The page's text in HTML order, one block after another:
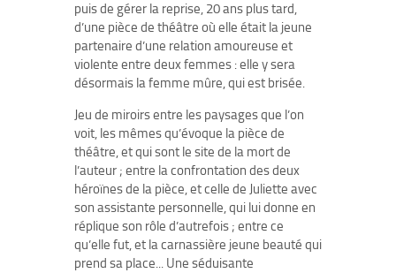
puis de gérer la reprise, 20 ans plus tard,
d’une pièce de théâtre où elle était la jeune
partenaire d’une relation amoureuse et
violente entre deux femmes : elle y sera
désormais la femme mûre, qui est brisée.
Jeu de miroirs entre les paysages que l’on
voit, les mêmes qu’évoque la pièce de
théâtre, et qui sont le site de la mort de
l’auteur ; entre la confrontation des deux
héroïnes de la pièce, et celle de Juliette avec
son assistante personnelle, qui lui donne en
réplique son rôle d’autrefois ; entre ce
qu’elle fut, et la carnassière jeune beauté qui
prend sa place... Une séduisante